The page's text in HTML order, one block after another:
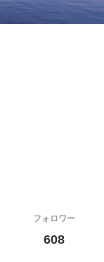
フォロワー
608